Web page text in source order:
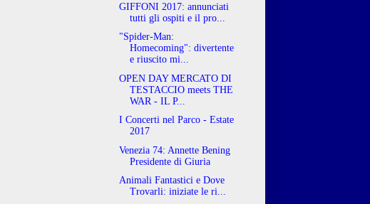
GIFFONI 2017: annunciati
tutti gli ospiti e il pro...
"Spider-Man:
Homecoming": divertente
e riuscito mi...
OPEN DAY MERCATO DI
TESTACCIO meets THE
WAR - IL P...
I Concerti nel Parco - Estate
2017
Venezia 74: Annette Bening
Presidente di Giuria
Animali Fantastici e Dove
Trovarli: iniziate le ri...